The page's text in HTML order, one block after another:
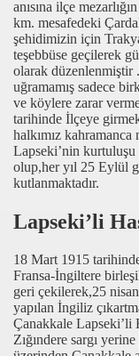
anısına ilçe
km. mesafedeki
şehidimizin için
teşebbüse geçilerek
olarak düzenlenmiştir
uğramamış sadece
ve köylere zarar
tarihinde İlçeye
halkımız kahramanca
Lapseki’nin
olup,her yıl 25 Eylül
kutlanmaktadır.
Lapseki’li
18 Mart 1915
Fransa-İngiltere
geri çekilerek,25
yapılan İngiliz
Çanakkale Lapseki’li
Zığındere sargı